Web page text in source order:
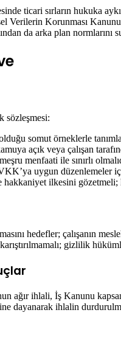
ticari sırların hukuka
Verilerin Korunması
da arka plan normlarını
sözleşmesi:
somut örneklerle
açık veya çalışan
menfaati ile sınırlı
uygun düzenlemeler
ilkesini
hedefler; çalışanın
gizlilik
ağır ihlali, İş Kanunu
dayanarak ihlalin